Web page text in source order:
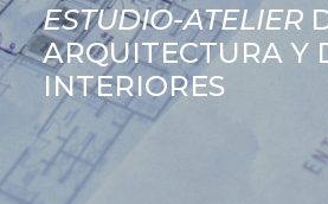
ESTUDIO-ATELIER
ARQUITECTURA Y
INTERIORES